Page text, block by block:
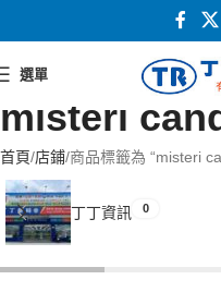
選單
misteri
首頁 店鋪 商品標籤為 “misteri
丁丁資訊 0